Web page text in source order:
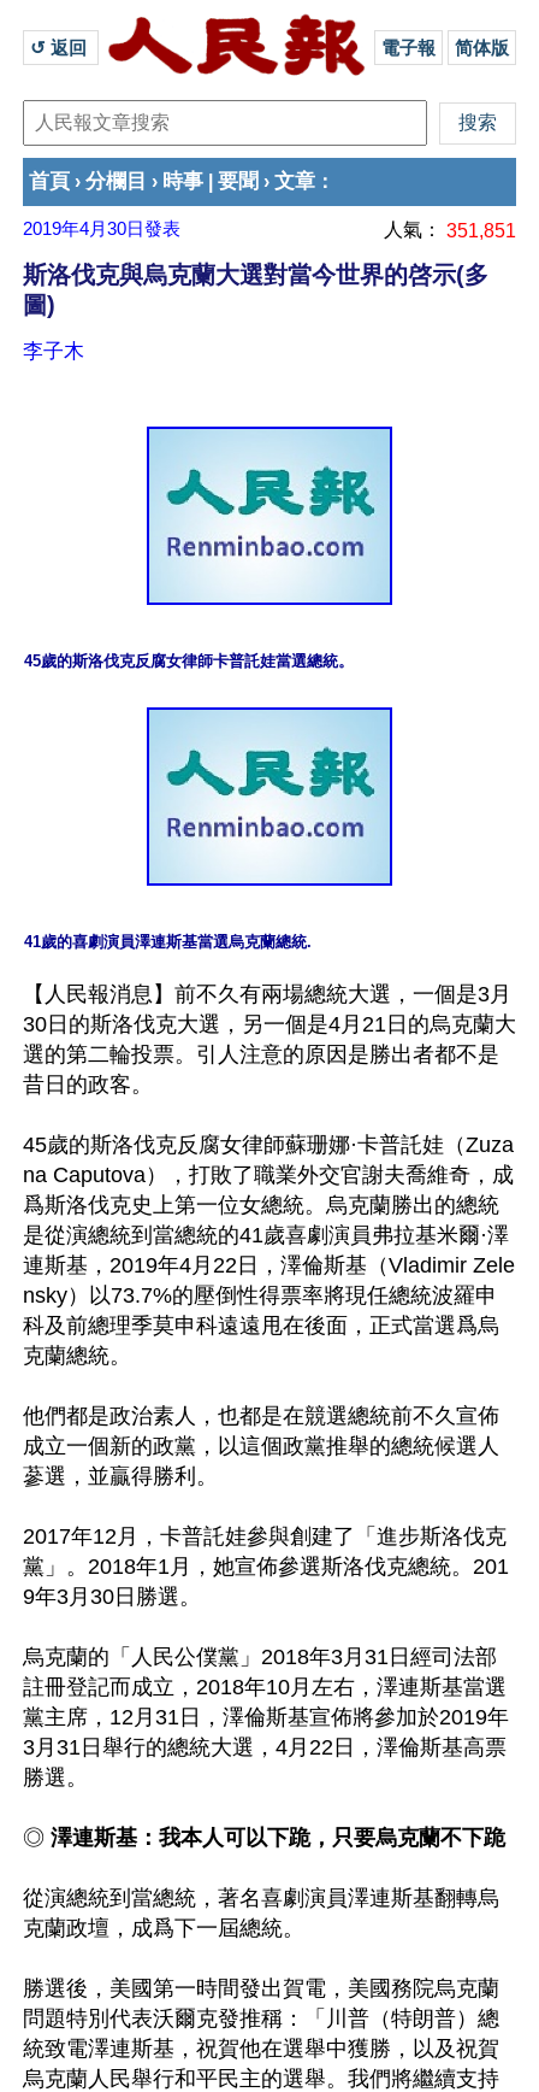
↺ 返回 電子報 简体版
首頁 › 分欄目 › 時事 要聞 › 文章 ：
2019年4月30日發表 人氣： 351,851
斯洛伐克與烏克蘭大選對當今世界的啓示(多
圖)
李子木
45歲的斯洛伐克反腐女律師卡普託娃當選總統。
41歲的喜劇演員澤連斯基當選烏克蘭總統.
【人民報消息】前不久有兩場總統大選，一個是3月
30日的斯洛伐克大選，另一個是4月21日的烏克蘭大
選的第二輪投票。引人注意的原因是勝出者都不是
昔日的政客。
45歲的斯洛伐克反腐女律師蘇珊娜·卡普託娃（Zuza
na Caputova），打敗了職業外交官謝夫喬維奇，成
爲斯洛伐克史上第一位女總統。烏克蘭勝出的總統
是從演總統到當總統的41歲喜劇演員弗拉基米爾·澤
連斯基，2019年4月22日，澤倫斯基（Vladimir Zele
nsky）以73.7%的壓倒性得票率將現任總統波羅申
科及前總理季莫申科遠遠甩在後面，正式當選爲烏
克蘭總統。
他們都是政治素人，也都是在競選總統前不久宣佈
成立一個新的政黨，以這個政黨推舉的總統候選人
蔘選，並贏得勝利。
2017年12月，卡普託娃參與創建了「進步斯洛伐克
黨」。2018年1月，她宣佈參選斯洛伐克總統。201
9年3月30日勝選。
烏克蘭的「人民公僕黨」2018年3月31日經司法部
註冊登記而成立，2018年10月左右，澤連斯基當選
黨主席，12月31日，澤倫斯基宣佈將參加於2019年
3月31日舉行的總統大選，4月22日，澤倫斯基高票
勝選。
◎ 澤連斯基：我本人可以下跪，只要烏克蘭不下跪
從演總統到當總統，著名喜劇演員澤連斯基翻轉烏
克蘭政壇，成爲下一屆總統。
勝選後，美國第一時間發出賀電，美國務院烏克蘭
問題特別代表沃爾克發推稱：「川普（特朗普）總
統致電澤連斯基，祝賀他在選舉中獲勝，以及祝賀
烏克蘭人民舉行和平民主的選舉。我們將繼續支持